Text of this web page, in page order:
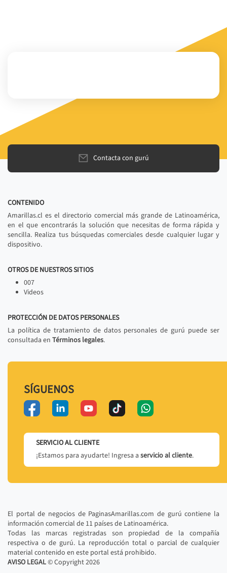
Contacta con gurú
CONTENIDO
Amarillas.cl es el directorio comercial más grande de Latinoamérica,
en el que encontrarás la solución que necesitas de forma rápida y
sencilla. Realiza tus búsquedas comerciales desde cualquier lugar y
dispositivo.
OTROS DE NUESTROS SITIOS
007
Videos
PROTECCIÓN DE DATOS PERSONALES
La política de tratamiento de datos personales de gurú puede ser
consultada en Términos legales.
SÍGUENOS
SERVICIO AL CLIENTE
¡Estamos para ayudarte! Ingresa a servicio al cliente.
El portal de negocios de PaginasAmarillas.com de gurú contiene la
información comercial de 11 países de Latinoamérica.
Todas las marcas registradas son propiedad de la compañía
respectiva o de gurú. La reproducción total o parcial de cualquier
material contenido en este portal está prohibido.
AVISO LEGAL© Copyright2026